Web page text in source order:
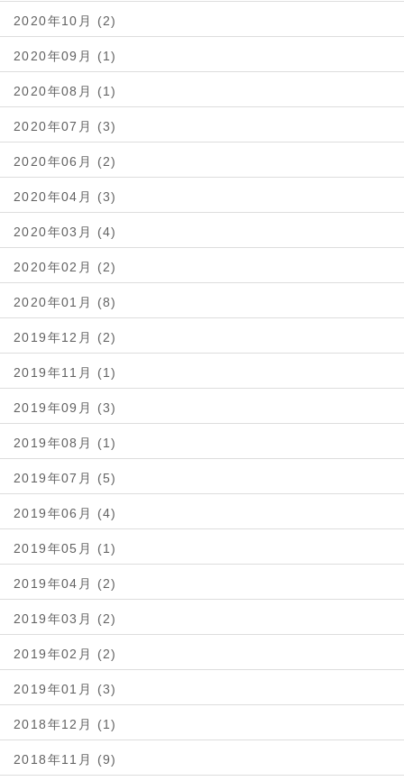
2020年10月 (2)
2020年09月 (1)
2020年08月 (1)
2020年07月 (3)
2020年06月 (2)
2020年04月 (3)
2020年03月 (4)
2020年02月 (2)
2020年01月 (8)
2019年12月 (2)
2019年11月 (1)
2019年09月 (3)
2019年08月 (1)
2019年07月 (5)
2019年06月 (4)
2019年05月 (1)
2019年04月 (2)
2019年03月 (2)
2019年02月 (2)
2019年01月 (3)
2018年12月 (1)
2018年11月 (9)